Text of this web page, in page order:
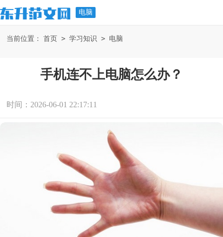
电脑
当前位置： 首页 > 学习知识 > 电脑
手机连不上电脑怎么办？
时间：2026-06-01 22:17:11